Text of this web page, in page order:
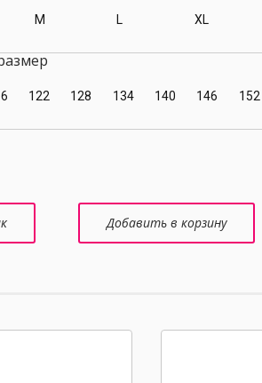
M L XL
122 128 134 140 146 152
Добавить в корзину